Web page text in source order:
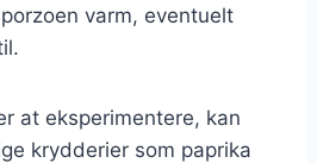
varm, eventuelt
at eksperimentere, kan
krydderier som paprika